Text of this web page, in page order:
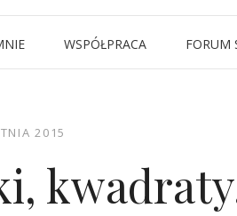
WSPÓŁPRACA FORUM
2015